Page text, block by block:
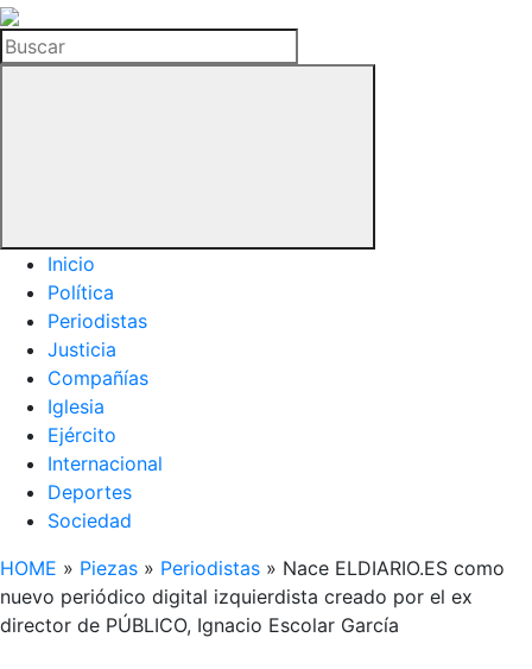
La
Hemeroteca
del
Buscar
Inicio
Política
Periodistas
Justicia
Compañías
Iglesia
Ejército
Internacional
Deportes
Sociedad
HOME » Piezas » Periodistas » Nace ELDIARIO.ES como
nuevo periódico digital izquierdista creado por el ex
director de PÚBLICO, Ignacio Escolar García